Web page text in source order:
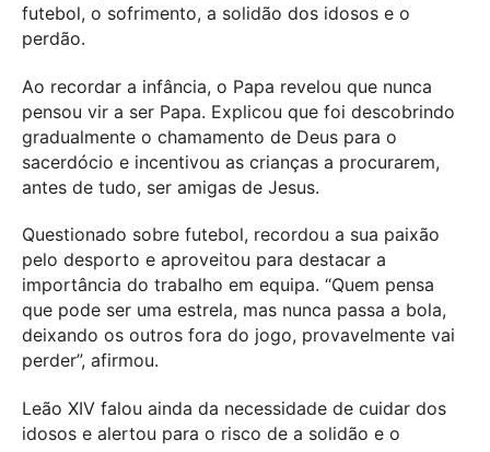
futebol, o sofrimento, a solidão dos idosos e o
perdão.
Ao recordar a infância, o Papa revelou que nunca
pensou vir a ser Papa. Explicou que foi descobrindo
gradualmente o chamamento de Deus para o
sacerdócio e incentivou as crianças a procurarem,
antes de tudo, ser amigas de Jesus.
Questionado sobre futebol, recordou a sua paixão
pelo desporto e aproveitou para destacar a
importância do trabalho em equipa. “Quem pensa
que pode ser uma estrela, mas nunca passa a bola,
deixando os outros fora do jogo, provavelmente vai
perder”, afirmou.
Leão XIV falou ainda da necessidade de cuidar dos
idosos e alertou para o risco de a solidão e o